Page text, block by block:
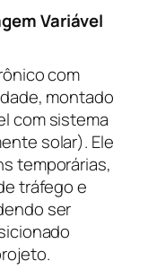
Variável
com
montado
com sistema
solar). Ele
temporárias,
tráfego e
ser